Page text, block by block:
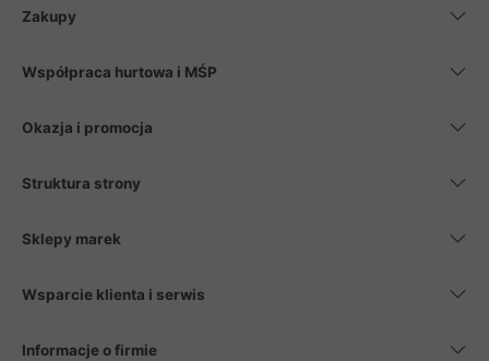
wentylatory. Na koniec mając już to wszystko, możesz
Zakupy
Współpraca hurtowa i MŚP
Okazja i promocja
Struktura strony
Sklepy marek
Wsparcie klienta i serwis
Informacje o firmie